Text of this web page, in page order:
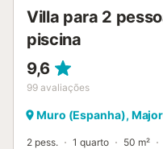
Villa para 2
piscina
9,6
99 avaliações
Muro (Espanha),
2 pess. 1 quarto 50 m²